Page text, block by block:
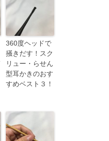
360度ヘッドで
掻きだす！スク
リュー・らせん
型耳かきのおす
すめベスト３！